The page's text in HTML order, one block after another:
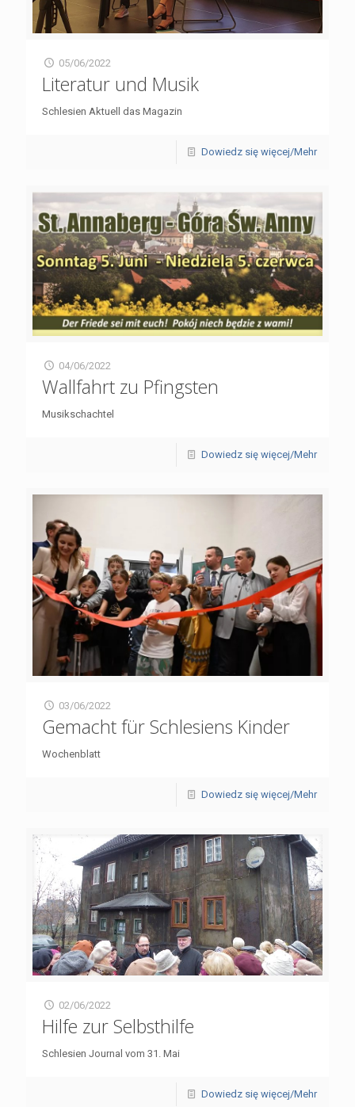
05/06/2022
Literatur und Musik
Schlesien Aktuell das Magazin
Dowiedz się więcej/Mehr
04/06/2022
Wallfahrt zu Pfingsten
Musikschachtel
Dowiedz się więcej/Mehr
03/06/2022
Gemacht für Schlesiens Kinder
Wochenblatt
Dowiedz się więcej/Mehr
02/06/2022
Hilfe zur Selbsthilfe
Schlesien Journal vom 31. Mai
Dowiedz się więcej/Mehr